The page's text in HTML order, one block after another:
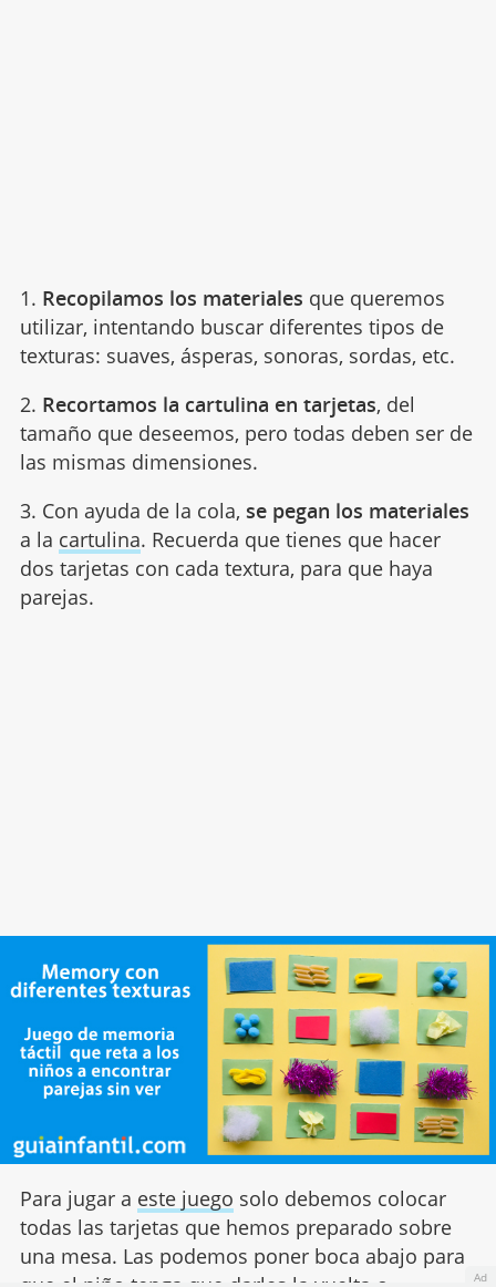
1. Recopilamos los materiales que queremos
utilizar, intentando buscar diferentes tipos de
texturas: suaves, ásperas, sonoras, sordas, etc.
2. Recortamos la cartulina en tarjetas, del
tamaño que deseemos, pero todas deben ser de
las mismas dimensiones.
3. Con ayuda de la cola, se pegan los materiales
a la cartulina. Recuerda que tienes que hacer
dos tarjetas con cada textura, para que haya
parejas.
Para jugar a este juego solo debemos colocar
todas las tarjetas que hemos preparado sobre
una mesa. Las podemos poner boca abajo para
Ad